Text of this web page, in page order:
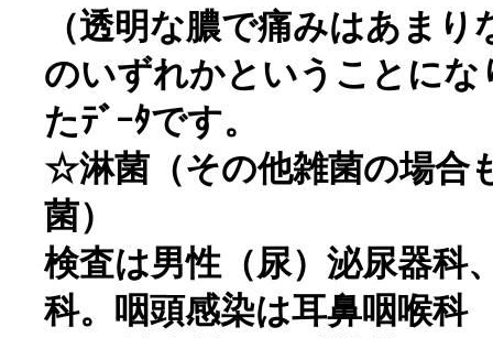
（透明な膿で痛みはあまり
のいずれかということにな
たﾃﾞｰﾀです。
☆淋菌（その他雑菌の場合
菌）
検査は男性（尿）泌尿器科
科。咽頭感染は耳鼻咽喉科